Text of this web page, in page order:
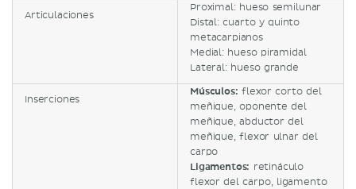
Articulaciones
Proximal: hueso semilunar
Distal: cuarto y quinto
metacarpianos
Medial: hueso piramidal
Lateral: hueso grande
Inserciones
Músculos: flexor corto del
meñique, oponente del
meñique, abductor del
meñique, flexor ulnar del
carpo
Ligamentos: retináculo
flexor del carpo, ligamento